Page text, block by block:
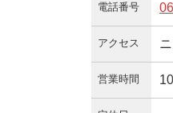
電話番号
アクセス
営業時間